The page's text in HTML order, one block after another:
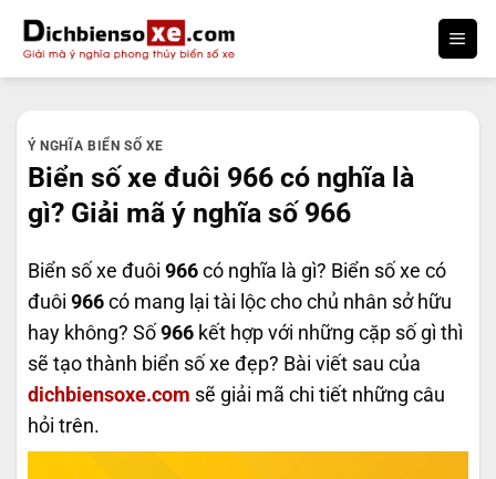
qua
nội
Ý NGHĨA BIỂN SỐ XE
Biển số xe đuôi 966 có nghĩa là
gì? Giải mã ý nghĩa số 966
Biển số xe đuôi 966 có nghĩa là gì? Biển số xe có
đuôi 966 có mang lại tài lộc cho chủ nhân sở hữu
hay không? Số 966 kết hợp với những cặp số gì thì
sẽ tạo thành biển số xe đẹp? Bài viết sau của
dichbiensoxe.com sẽ giải mã chi tiết những câu
hỏi trên.